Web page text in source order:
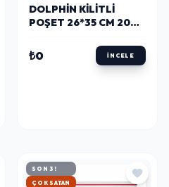
DOLPHIN KILITLI
POŞET 26*35 CM 200
₺0 İNCELE
SON 3!
HIZLI KARGO